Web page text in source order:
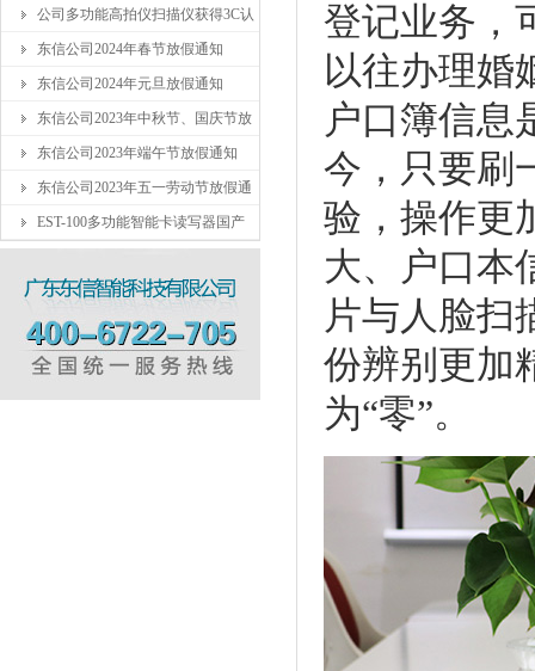
公司多功能高拍仪扫描仪获得3C认
东信公司2024年春节放假通知
东信公司2024年元旦放假通知
东信公司2023年中秋节、国庆节放
东信公司2023年端午节放假通知
东信公司2023年五一劳动节放假通
EST-100多功能智能卡读写器国产
登记业务，
以往办理婚
户口簿信息
今，只要刷
验，操作更
大、户口本
片与人脸扫
份辨别更加
为“零”。